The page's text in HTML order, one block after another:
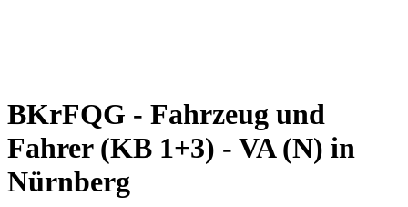
BKrFQG - Fahrzeug und
Fahrer (KB 1+3) - VA (N) in
Nürnberg